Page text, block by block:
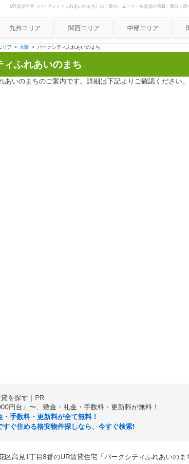
UR賃貸住宅（パークシティふれあいのまち）のご案内。ユーアール賃貸の写真・間取り
九州エリア 関西エリア
大阪府
兵庫県
京都府
中部エリア
岐阜県
リア 大阪 パークシティふれあいのまち
ィふれあいのまち
あいのまちのご案内です。詳細は下記よりご確認ください。
貸を探す｜PR
円台』〜、敷金・礼金・手数料・更新料が無料！
・手数料・更新料が全て無料！
すぐ住める格安物件探しなら、今すぐ検索!
区高見1丁目8番のUR賃貸住宅「パークシティふれあいのま